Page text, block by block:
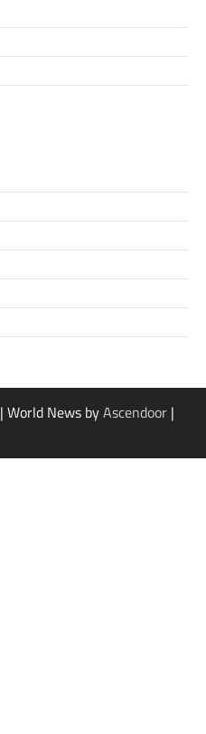
| World News byAscendoor |